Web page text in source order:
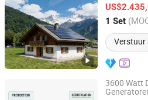
1 Set
Verstuur
Jiangsu, China
3600 Watt
Suzhou Drivelong Intelligence